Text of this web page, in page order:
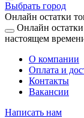
Выбрать город
Онлайн остатки
Онлайн остатки
настоящем
О компании
Оплата и
Контакты
Вакансии
Написать нам